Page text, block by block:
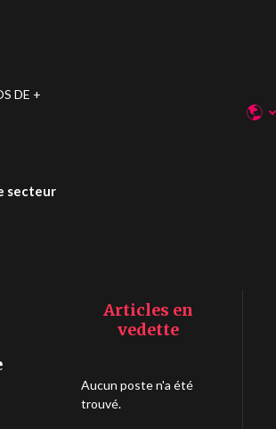
DE
secteur
Articles en
vedette
Aucun poste n'a été
trouvé.